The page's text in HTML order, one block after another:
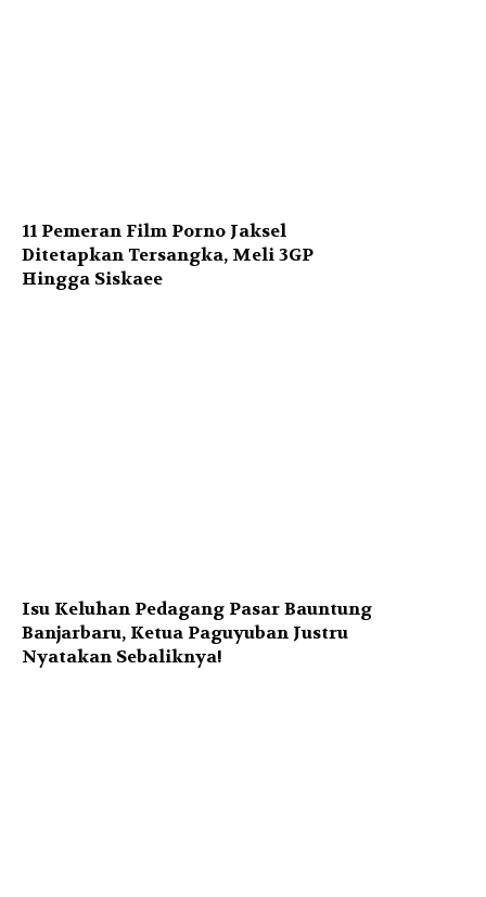
11 Pemeran Film Porno Jaksel
Ditetapkan Tersangka, Meli 3GP
Hingga Siskaee
Isu Keluhan Pedagang Pasar Bauntung
Banjarbaru, Ketua Paguyuban Justru
Nyatakan Sebaliknya!